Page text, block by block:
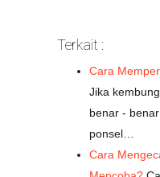
Terkait :
Cara
Jika
benar -
ponsel…
Cara